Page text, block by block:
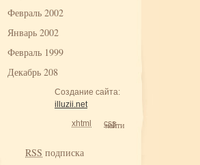
Февраль 2002
Январь 2002
Февраль 1999
Декабрь 208
RSS подписка
Создание сайта:
illuzii.net
xhtml
css